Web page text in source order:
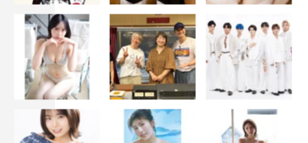
スメルズ ライク グリーン スピリット
曽野舜太 荒木飛羽 藤本洸大